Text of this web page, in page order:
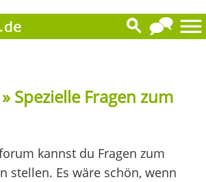
Spezielle Fragen zum
kannst du Fragen zum
stellen. Es wäre schön, wenn